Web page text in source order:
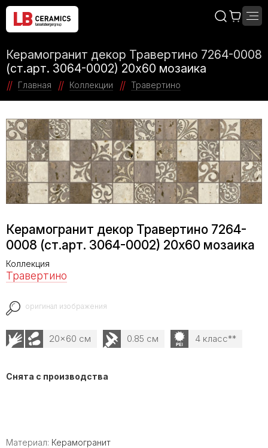
Керамогранит декор Травертино 7264-0008
(ст.арт. 3064-0002) 20х60 мозаика
Главная Коллекции Травертино
Керамогранит декор Травертино 7264-
0008 (ст.арт. 3064-0002) 20х60 мозаика
Коллекция
Травертино
оригинал изображения
20x60 см 0.85 см 4 класс**
Снята с производства
Материал: Керамогранит